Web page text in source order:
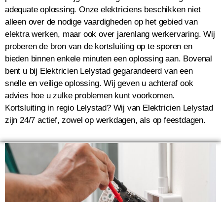
adequate oplossing. Onze elektriciens beschikken niet
alleen over de nodige vaardigheden op het gebied van
elektra werken, maar ook over jarenlang werkervaring. Wij
proberen de bron van de kortsluiting op te sporen en
bieden binnen enkele minuten een oplossing aan. Bovenal
bent u bij Elektricien Lelystad gegarandeerd van een
snelle en veilige oplossing. Wij geven u achteraf ook
advies hoe u zulke problemen kunt voorkomen.
Kortsluiting in regio Lelystad? Wij van Elektricien Lelystad
zijn 24/7 actief, zowel op werkdagen, als op feestdagen.